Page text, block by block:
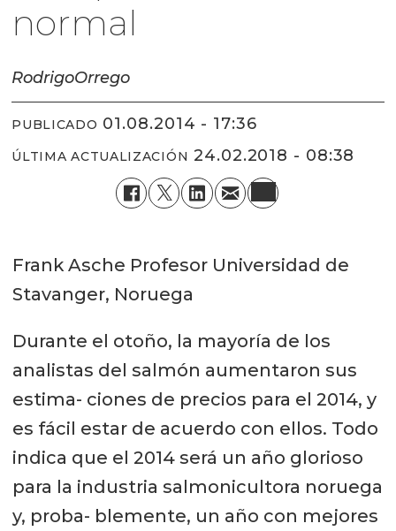
normal
RodrigoOrrego
PUBLICADO 01.08.2014 - 17:36
ÚLTIMA ACTUALIZACIÓN 24.02.2018 - 08:38
Frank Asche Profesor Universidad de
Stavanger, Noruega
Durante el otoño, la mayoría de los
analistas del salmón aumentaron sus
estima- ciones de precios para el 2014, y
es fácil estar de acuerdo con ellos. Todo
indica que el 2014 será un año glorioso
para la industria salmonicultora noruega
y, proba- blemente, un año con mejores